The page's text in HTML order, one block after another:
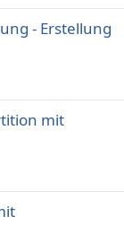
- Erstellung
mit